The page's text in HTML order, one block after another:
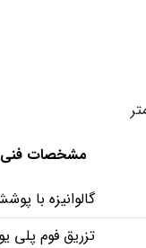
مشخصات فنی
گالوانیزه با
تزریق فوم پلی